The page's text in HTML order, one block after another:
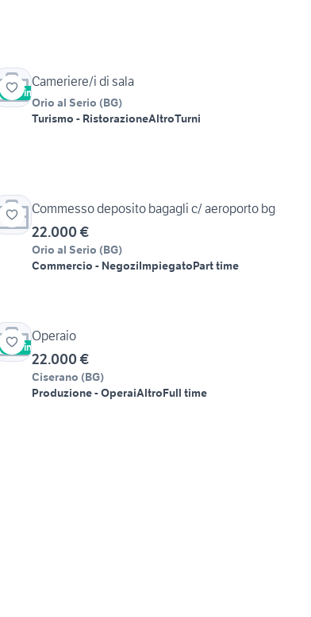
Vetrina
Cameriere/i di sala
Orio al Serio (BG)
Turismo - RistorazioneAltroTurni
Commesso deposito bagagli c/ aeroporto bg
22.000 €
Orio al Serio (BG)
Commercio - NegoziImpiegatoPart time
Vetrina
Operaio
22.000 €
Ciserano (BG)
Produzione - OperaiAltroFull time